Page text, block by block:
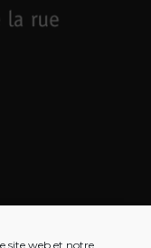
site web et notre